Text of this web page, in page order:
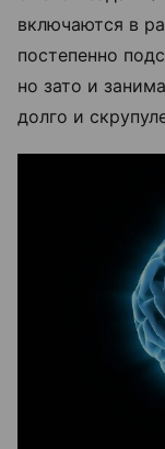
включаются в
постепенно
но зато и
долго и